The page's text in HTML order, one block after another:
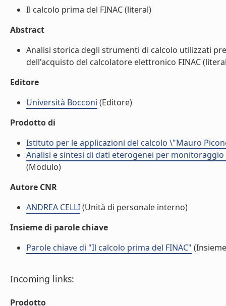
Il calcolo prima del FINAC (literal)
Abstract
Analisi storica degli strumenti di calcolo utilizzati
dell'acquisto del calcolatore elettronico FINAC
Editore
Università Bocconi (Editore)
Prodotto di
Istituto per le applicazioni del calcolo \"Mauro
Analisi e sintesi di dati eterogenei per monitoraggio
(Modulo)
Autore CNR
ANDREA CELLI(Unità di personale interno)
Insieme di parole chiave
Parole chiave di "Il calcolo prima del FINAC"
Incoming links:
Prodotto